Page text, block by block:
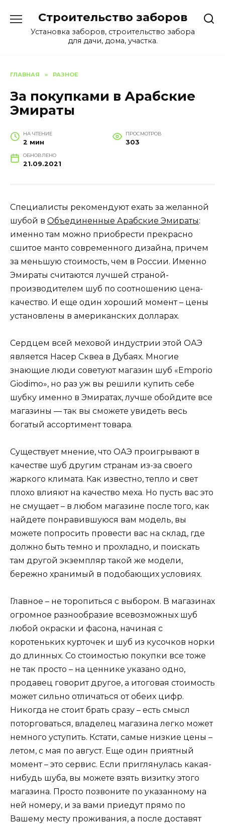
содержанию
Строительство заборов
Установка заборов, строительство забора
для дачи, дома, участка.
ГЛАВНАЯ » РАЗНОЕ
За покупками в Арабские
Эмираты
НА ЧТЕНИЕ
2 мин
ПРОСМОТРОВ
303
ОБНОВЛЕНО
21.09.2021
Специалисты рекомендуют ехать за желанной
шубой в Объединенные Арабские Эмираты:
именно там можно приобрести прекрасно
сшитое манто современного дизайна, причем
за меньшую стоимость, чем в России. Именно
Эмираты считаются лучшей страной-
производителем шуб по соотношению цена-
качество. И еще один хороший момент – цены
установлены в американских долларах.
Сердцем всей меховой индустрии этой ОАЭ
является Насер Сквеа в Дубаях. Многие
знающие люди советуют магазин шуб «Emporio
Giodimo», но раз уж вы решили купить себе
шубку именно в Эмиратах, лучше обойдите все
магазины — так вы сможете увидеть весь
богатый ассортимент товара.
Существует мнение, что ОАЭ проигрывают в
качестве шуб другим странам из-за своего
жаркого климата. Как известно, тепло и свет
плохо влияют на качество меха. Но пусть вас это
не смущает – в любом магазине после того, как
найдете понравившуюся вам модель, вы
можете попросить провести вас на склад, где
должно быть темно и прохладно, и поискать
там другой экземпляр такой же модели,
бережно хранимый в подобающих условиях.
Главное – не торопиться с выбором. В магазинах
огромное разнообразие всевозможных шуб
любой окраски и фасона, начиная с
коротеньких курточек и шуб из кусочков норки
до длинных. Со стоимостью покупки все тоже
не так просто – на ценнике указано одно,
продавец говорит другое, а итоговая стоимость
может сильно отличаться от обеих цифр.
Никогда не стоит брать сразу – есть смысл
поторговаться, владелец магазина легко может
немного уступить. Кстати, самые низкие цены –
летом, с мая по август. Еще один приятный
момент – это сервис. Если приглянулась какая-
нибудь шуба, вы можете взять визитку этого
магазина. Просто позвоните по указанному на
ней номеру, и за вами приедут прямо по
Вашему месту проживания, а после доставят